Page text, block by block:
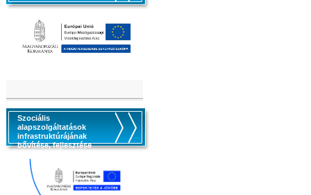
Szociális
alapszolgáltatások
infrastruktúrájának
bővítése, fejlesztése